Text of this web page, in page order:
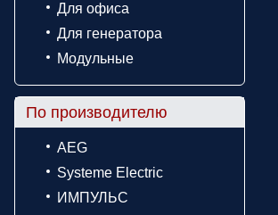
Для офиса
Для генератора
Модульные
По производителю
AEG
Systeme Electric
ИМПУЛЬС